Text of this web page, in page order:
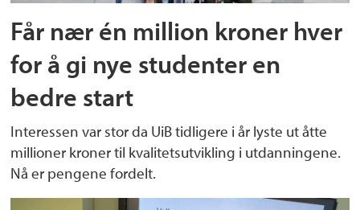
Får nær én million kroner hver
for å gi nye studenter en
bedre start
Interessen var stor da UiB tidligere i år lyste ut åtte
millioner kroner til kvalitetsutvikling i utdanningene.
Nå er pengene fordelt.